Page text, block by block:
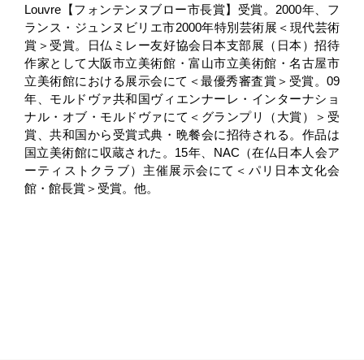
Louvre【フォンテンヌブロー市長賞】受賞。2000年、フ
ランス・ジュンヌビリエ市2000年特別芸術展＜現代芸術
賞＞受賞。日仏ミレー友好協会日本支部展（日本）招待
作家として大阪市立美術館・富山市立美術館・名古屋市
立美術館における展示会にて＜最優秀審査賞＞受賞。09
年、モルドヴァ共和国ヴィエンナーレ・インターナショ
ナル・オブ・モルドヴァにて＜グランプリ（大賞）＞受
賞、共和国から受賞式典・晩餐会に招待される。作品は
国立美術館に収蔵された。15年、NAC（在仏日本人会ア
ーティストクラブ）主催展示会にて＜パリ日本文化会
館・館長賞＞受賞。他。